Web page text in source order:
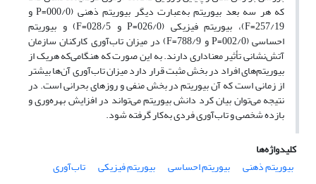
که هر سه بعد بیوریتم به‌عبارت دیگر بیوریتم ذهنی (000/0=P و
257/19=F)، بیوریتم فیزیکی (026/0=P و 028/5=F) و بیوریتم
احساسی (002/0=P و 788/9=F) در میزان تاب‌آوری کارکنان سازمان
آتش‌نشانی تأثیر معناداری دارند. به این صورت که هنگامی‌که هر‌یک از
بیوریتم‌های افراد در بخش مثبت قرار دارد میزان تاب‌آوری آن‌ها بیشتر
از زمانی است که آن بیوریتم در بخش منفی و روزهای بحرانی است‌. در
نتیجه می‌توان بیان کرد دانش بیوریتم می‌تواند در افزایش بهره‌وری و
بازده شخصی و تاب‌آوری فردی به‌کار گرفته شود.
کلیدواژه‌ها
بیوریتم ذهنی
بیوریتم احساسی بیوریتم فیزیکی تاب‌آوری